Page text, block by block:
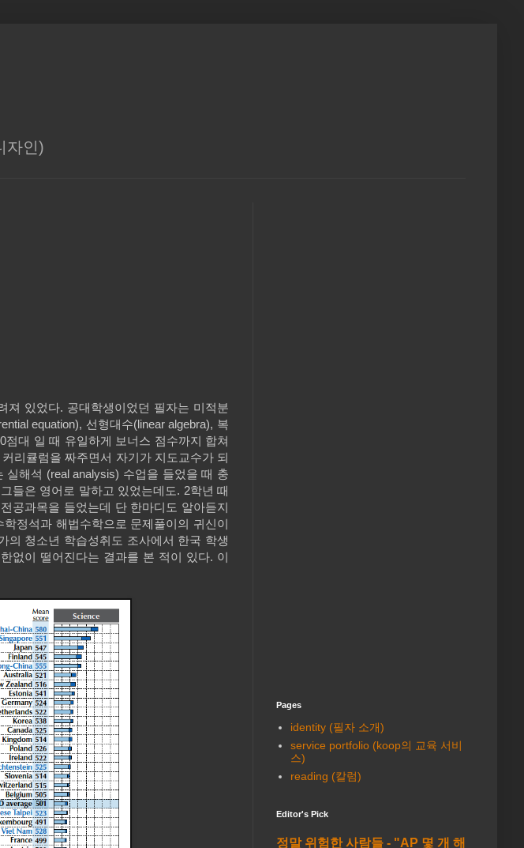
자인)
져 있었다. 공대학생이었던 필자는 미적분
equation), 선형대수(linear algebra), 복
대 일 때 유일하게 보너스 점수까지 합쳐
리큘럼을 짜주면서 자기가 지도교수가 되
해석 (real analysis) 수업을 들었을 때 충
들은 영어로 말하고 있었는데도. 2학년 때
공과목을 들었는데 단 한마디도 알아듣지
정석과 해법수학으로 문제풀이의 귀신이
의 청소년 학습성취도 조사에서 한국 학생
없이 떨어진다는 결과를 본 적이 있다. 이
Pages
identity (필자 소개)
service portfolio (koop의 교육 서비
스)
reading (칼럼)
Editor's Pick
정말 위험한 사람들 - "AP 몇 개 해